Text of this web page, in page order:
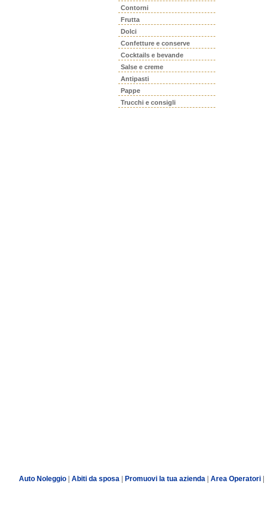
Contorni
Frutta
Dolci
Confetture e conserve
Cocktails e bevande
Salse e creme
Antipasti
Pappe
Trucchi e consigli
Auto Noleggio| Abiti da sposa| Promuovi la tua azienda Area Operatori